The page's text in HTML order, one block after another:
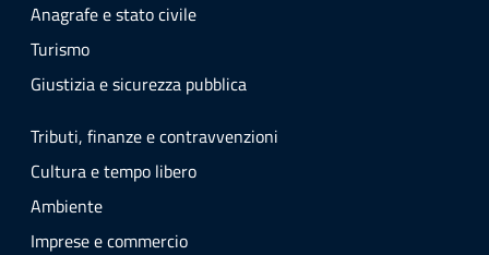
Anagrafe e stato civile
Turismo
Giustizia e sicurezza pubblica
Tributi, finanze e contravvenzioni
Cultura e tempo libero
Ambiente
Imprese e commercio